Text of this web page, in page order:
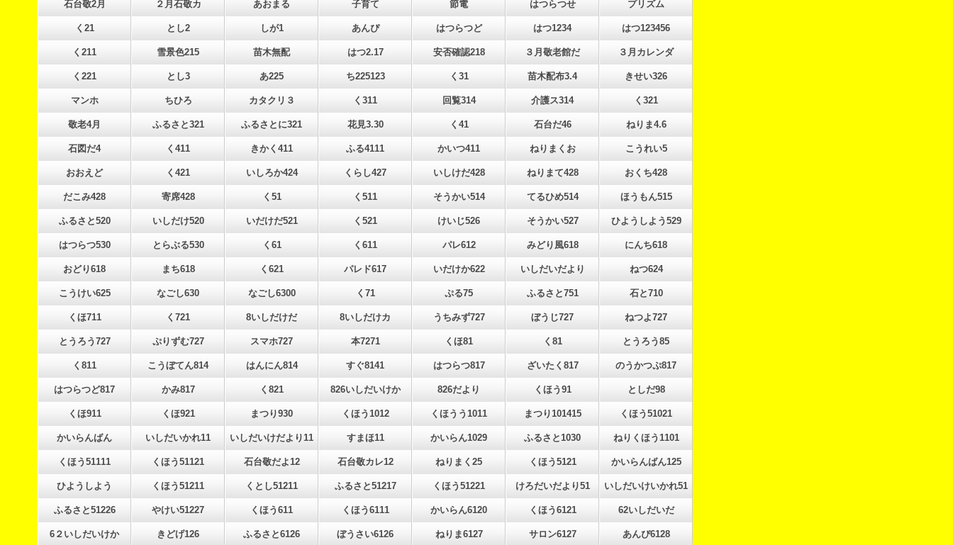
石台敬2月 ２月石敬カ あおまる 子育て 節電 はつらつせ プリズム
く21 とし2 しが1 あんぴ はつらつど はつ1234 はつ123456
く211 雪景色215 苗木無配 はつ2.17 安否確認218 ３月敬老館だ ３月カレンダ
く221 とし3 あ225 ち225123 く31 苗木配布3.4 きせい326
マンホ ちひろ カタクリ３ く311 回覧314 介護ス314 く321
敬老4月 ふるさと321 ふるさとに321 花見3.30 く41 石台だ46 ねりま4.6
石図だ4 く411 きかく411 ふる4111 かいつ411 ねりまくお こうれい5
おおえど く421 いしろか424 くらし427 いしけだ428 ねりまて428 おくち428
だこみ428 寄席428 く51 く511 そうかい514 てるひめ514 ほうもん515
ふるさと520 いしだけ520 いだけだ521 く521 けいじ526 そうかい527 ひようしよう529
はつらつ530 とらぶる530 く61 く611 パレ612 みどり風618 にんち618
おどり618 まち618 く621 パレド617 いだけか622 いしだいだより ねつ624
こうけい625 なごし630 なごし6300 く71 ぷる75 ふるさと751 石と710
くほ711 く721 8いしだけだ 8いしだけカ うちみず727 ぼうじ727 ねつよ727
とうろう727 ぷりずむ727 スマホ727 本7271 くほ81 く81 とうろう85
く811 こうぼてん814 はんにん814 すぐ8141 はつらつ817 ざいたく817 のうかつぷ817
はつらつど817 かみ817 く821 826いしだいけか 826だより くほう91 としだ98
くほ911 くほ921 まつり930 くほう1012 くほうう1011 まつり101415 くほう51021
かいらんばん いしだいかれ11 いしだいけだより11 すまほ11 かいらん1029 ふるさと1030 ねりくほう1101
くほう51111 くほう51121 石台敬だよ12 石台敬カレ12 ねりまく25 くほう5121 かいらんばん125
ひようしよう くほう51211 くとし51211 ふるさと51217 くほう51221 けろだいだより51 いしだいけいかれ51
ふるさと51226 やけい51227 くほう611 くほう6111 かいらん6120 くほう6121 62いしだいだ
6２いしだいけか きどげ126 ふるさと6126 ぼうさい6126 ねりま6127 サロン6127 あんぴ6128